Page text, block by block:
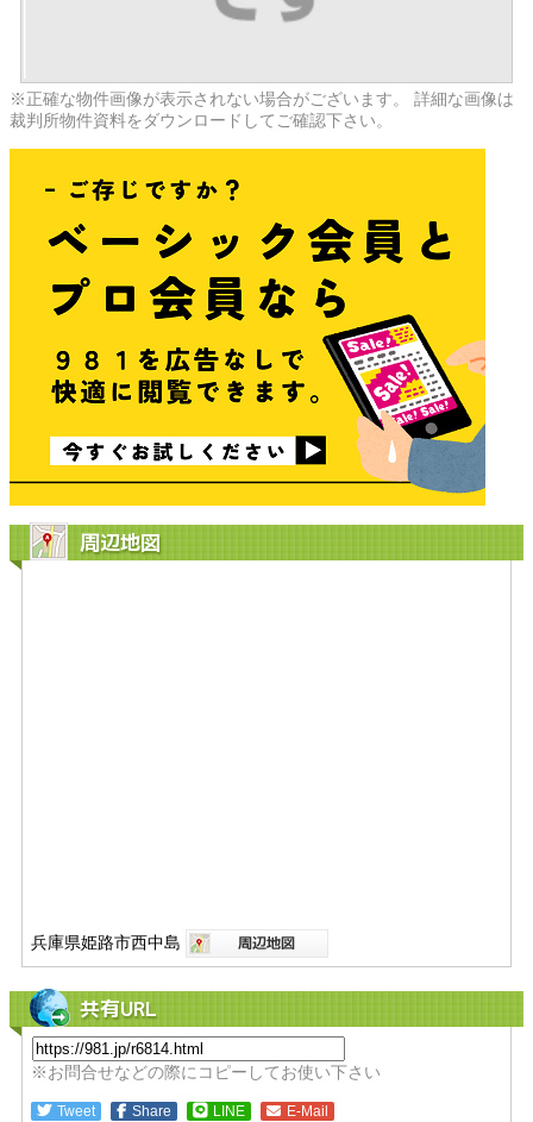
※正確な物件画像が表示されない場合がございます。 詳細な画像は
裁判所物件資料をダウンロードしてご確認下さい。
周辺地図
兵庫県姫路市西中島
共有URL
※お問合せなどの際にコピーしてお使い下さい
Tweet Share LINE E-Mail